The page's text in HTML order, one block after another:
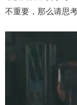
不重要，那么请思